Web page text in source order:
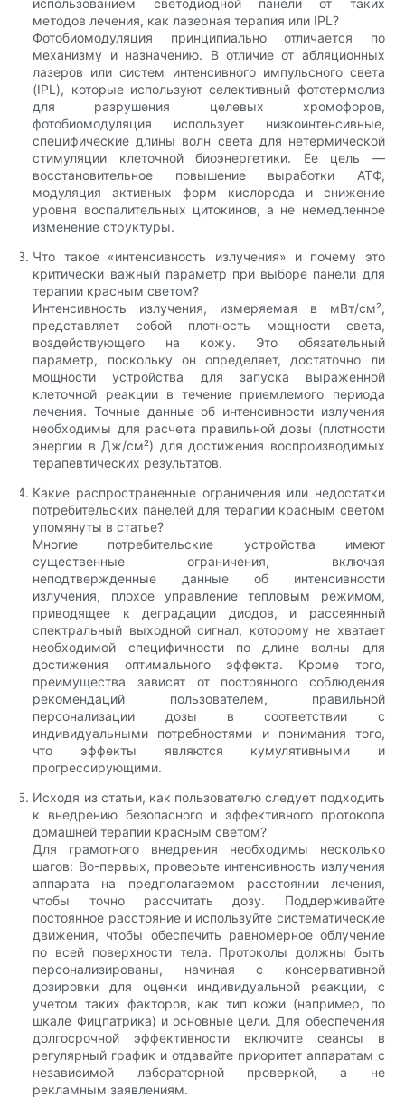
методов лечения, как лазерная терапия или IPL?
Фотобиомодуляция принципиально отличается по
механизму и назначению. В отличие от абляционных
лазеров или систем интенсивного импульсного света
(IPL), которые используют селективный фототермолиз
для разрушения целевых хромофоров,
фотобиомодуляция использует низкоинтенсивные,
специфические длины волн света для нетермической
стимуляции клеточной биоэнергетики. Ее цель —
восстановительное повышение выработки АТФ,
модуляция активных форм кислорода и снижение
уровня воспалительных цитокинов, а не немедленное
изменение структуры.
Что такое «интенсивность излучения» и почему это
критически важный параметр при выборе панели для
терапии красным светом?
Интенсивность излучения, измеряемая в мВт/см²,
представляет собой плотность мощности света,
воздействующего на кожу. Это обязательный
параметр, поскольку он определяет, достаточно ли
мощности устройства для запуска выраженной
клеточной реакции в течение приемлемого периода
лечения. Точные данные об интенсивности излучения
необходимы для расчета правильной дозы (плотности
энергии в Дж/см²) для достижения воспроизводимых
терапевтических результатов.
Какие распространенные ограничения или недостатки
потребительских панелей для терапии красным светом
упомянуты в статье?
Многие потребительские устройства имеют
существенные ограничения, включая
неподтвержденные данные об интенсивности
излучения, плохое управление тепловым режимом,
приводящее к деградации диодов, и рассеянный
спектральный выходной сигнал, которому не хватает
необходимой специфичности по длине волны для
достижения оптимального эффекта. Кроме того,
преимущества зависят от постоянного соблюдения
рекомендаций пользователем, правильной
персонализации дозы в соответствии с
индивидуальными потребностями и понимания того,
что эффекты являются кумулятивными и
прогрессирующими.
Исходя из статьи, как пользователю следует подходить
к внедрению безопасного и эффективного протокола
домашней терапии красным светом?
Для грамотного внедрения необходимы несколько
шагов: Во-первых, проверьте интенсивность излучения
аппарата на предполагаемом расстоянии лечения,
чтобы точно рассчитать дозу. Поддерживайте
постоянное расстояние и используйте систематические
движения, чтобы обеспечить равномерное облучение
по всей поверхности тела. Протоколы должны быть
персонализированы, начиная с консервативной
дозировки для оценки индивидуальной реакции, с
учетом таких факторов, как тип кожи (например, по
шкале Фицпатрика) и основные цели. Для обеспечения
долгосрочной эффективности включите сеансы в
регулярный график и отдавайте приоритет аппаратам с
независимой лабораторной проверкой, а не
рекламным заявлениям.